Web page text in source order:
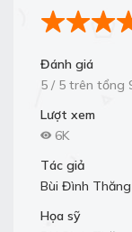
Đánh giá
5 / 5 trên tổng
Lượt xem
6K
Tác giả
Bùi Đình Thăng
Họa sỹ